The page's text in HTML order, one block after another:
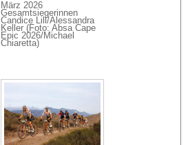
März 2026
Gesamtsiegerinnen
Candice Lill/Alessandra
Keller (Foto: Absa Cape
Epic 2026/Michael
Chiaretta)